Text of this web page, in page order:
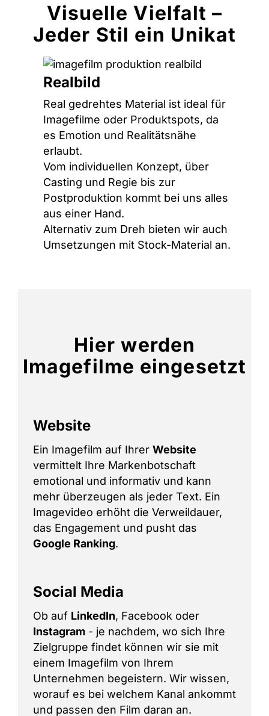
Visuelle Vielfalt –
Jeder Stil ein Unikat
Realbild
Real gedrehtes Material ist ideal für
Imagefilme oder Produktspots, da
es Emotion und Realitätsnähe
erlaubt.
Vom individuellen Konzept, über
Casting und Regie bis zur
Postproduktion kommt bei uns alles
aus einer Hand.
Alternativ zum Dreh bieten wir auch
Umsetzungen mit Stock-Material an.
Hier werden
Imagefilme eingesetzt
Website
Ein Imagefilm auf Ihrer Website
vermittelt Ihre Markenbotschaft
emotional und informativ und kann
mehr überzeugen als jeder Text. Ein
Imagevideo erhöht die Verweildauer,
das Engagement und pusht das
Google Ranking.
Social Media
Ob auf LinkedIn, Facebook oder
Instagram- je nachdem, wo sich Ihre
Zielgruppe findet können wir sie mit
einem Imagefilm von Ihrem
Unternehmen begeistern. Wir wissen,
worauf es bei welchem Kanal ankommt
und passen den Film daran an.